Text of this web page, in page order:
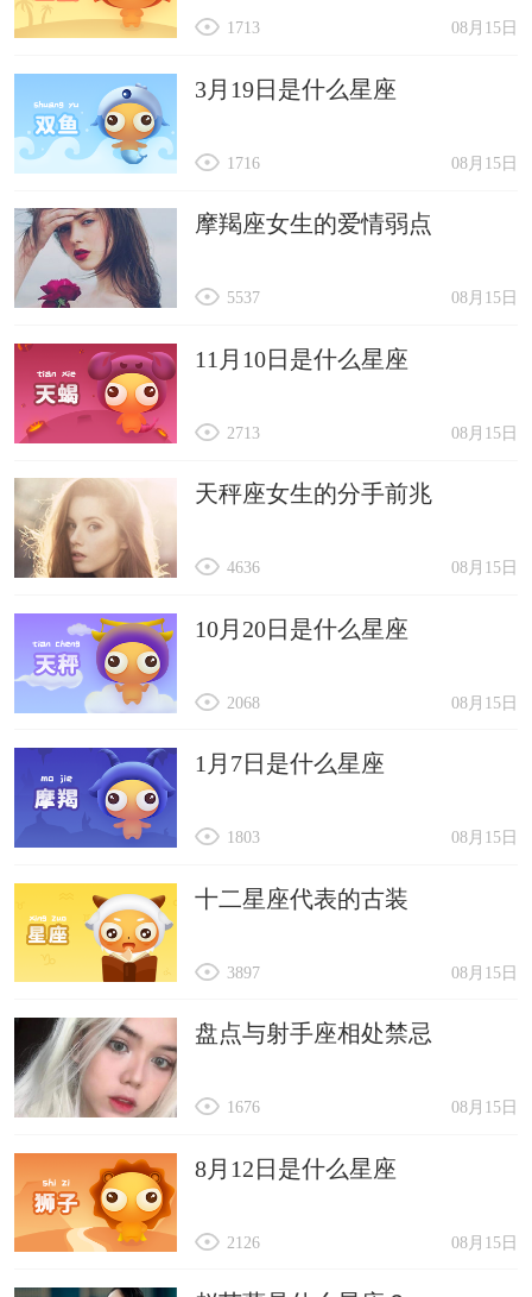
08月15日
1713
3月19日是什么星座
08月15日
1716
摩羯座女生的爱情弱点
08月15日
5537
11月10日是什么星座
08月15日
2713
天秤座女生的分手前兆
08月15日
4636
10月20日是什么星座
08月15日
2068
1月7日是什么星座
08月15日
1803
十二星座代表的古装
08月15日
3897
盘点与射手座相处禁忌
08月15日
1676
8月12日是什么星座
08月15日
2126